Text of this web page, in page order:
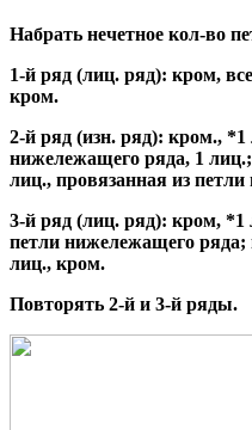
Набрать нечетное кол-во
1-й ряд (лиц. ряд): кром,
кром.
2-й ряд (изн. ряд): кром., *1
нижележащего ряда, 1
лиц., провязанная из
3-й ряд (лиц. ряд): кром, *1
петли нижележащего ряда;
лиц., кром.
Повторять 2-й и 3-й ряды.